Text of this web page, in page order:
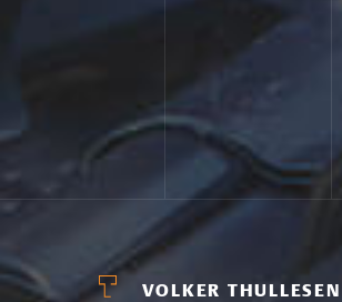
VOLKER